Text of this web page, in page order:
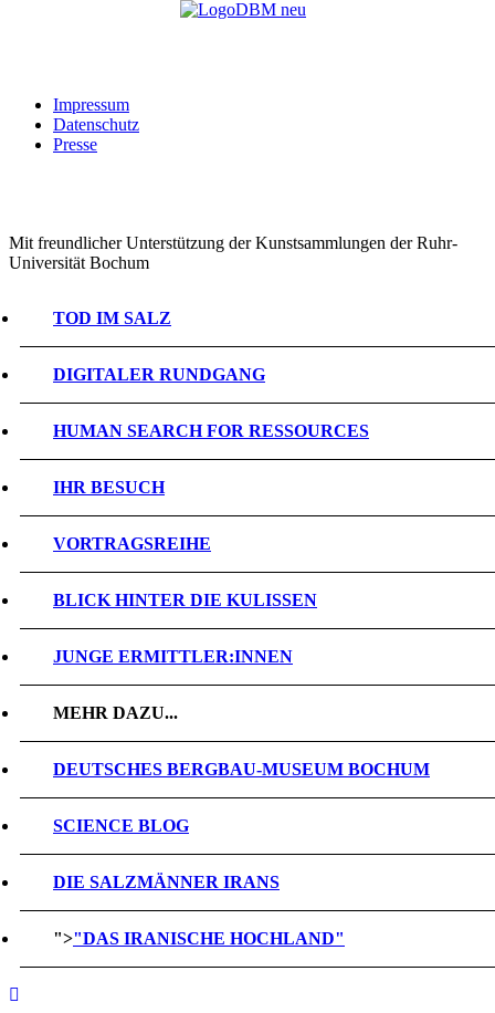
Impressum
Datenschutz
Presse
Mit freundlicher Unterstützung der Kunstsammlungen der Ruhr-
Universität Bochum
TOD IM SALZ
DIGITALER RUNDGANG
HUMAN SEARCH FOR RESSOURCES
IHR BESUCH
VORTRAGSREIHE
BLICK HINTER DIE KULISSEN
JUNGE ERMITTLER:INNEN
MEHR DAZU...
DEUTSCHES BERGBAU-MUSEUM BOCHUM
SCIENCE BLOG
DIE SALZMÄNNER IRANS
">"DAS IRANISCHE HOCHLAND"